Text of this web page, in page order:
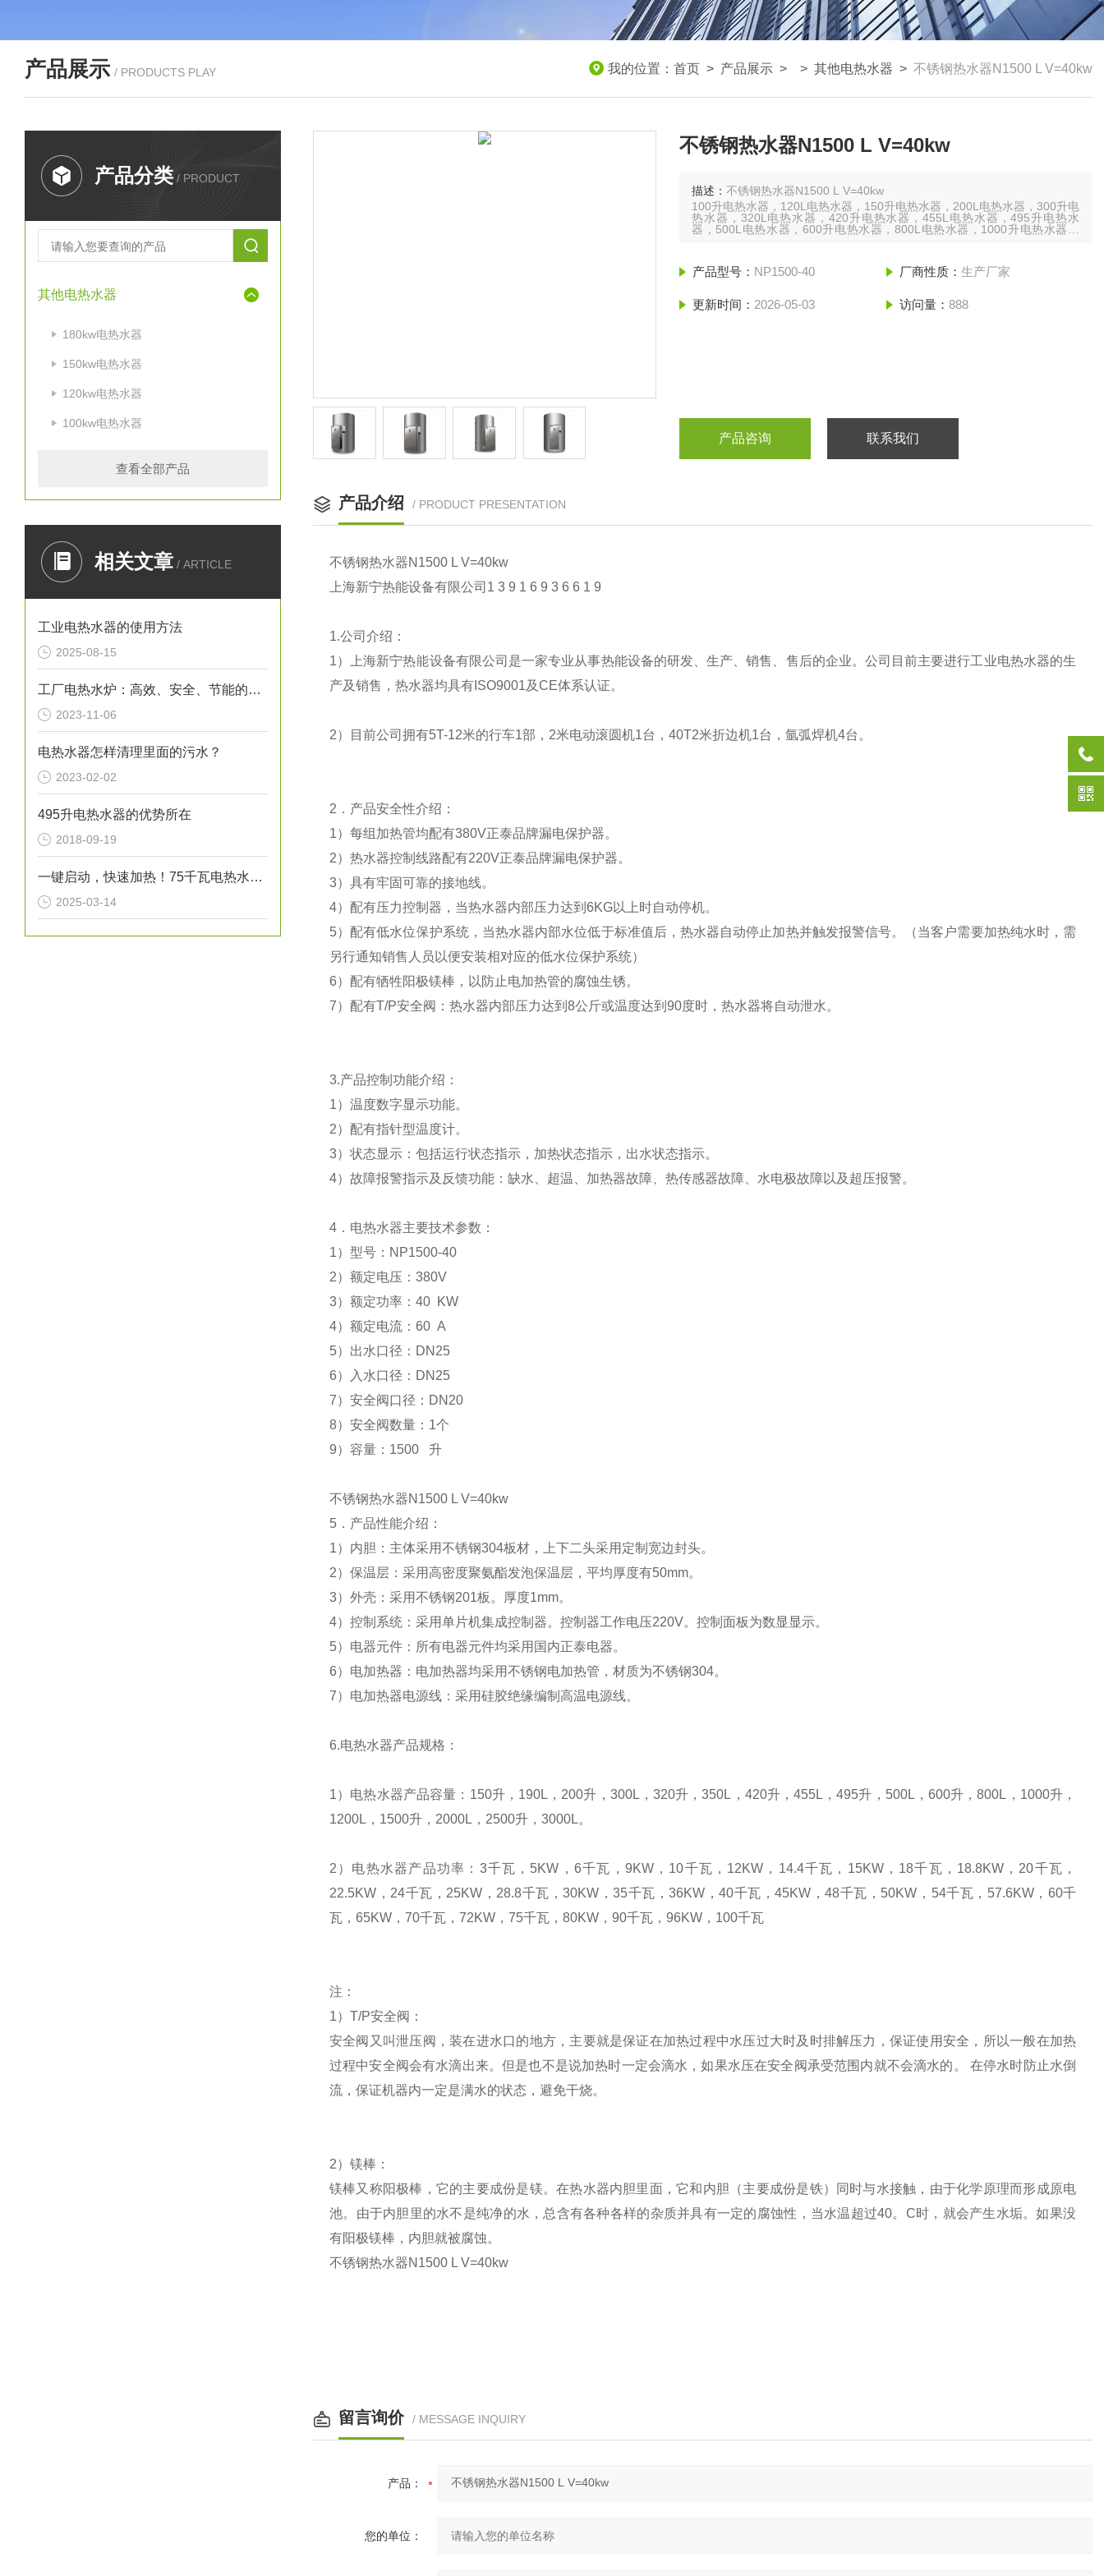
产品展示 / PRODUCTS PLAY 我的位置： 首页 > 产品展示 > > 其他电热水器 > 不锈钢热水器N1500 L V=40kw
产品分类 / PRODUCT
其他电热水器
180kw电热水器
150kw电热水器
120kw电热水器
100kw电热水器
查看全部产品
相关文章 / ARTICLE
工业电热水器的使用方法
2025-08-15
工厂电热水炉：高效、安全、节能的热水解决方案
2023-11-06
电热水器怎样清理里面的污水？
2023-02-02
495升电热水器的优势所在
2018-09-19
一键启动，快速加热！75千瓦电热水炉打造高效热水解决方案！
2025-03-14
不锈钢热水器N1500 L V=40kw
描述：不锈钢热水器N1500 L V=40kw
100升电热水器，120L电热水器，150升电热水器，200L电热水器，300升电
热水器，320L电热水器，420升电热水器，455L电热水器，495升电热水
器，500L电热水器，600升电热水器，800L电热水器，1000升电热水器，
产品型号： NP1500-40 厂商性质： 生产厂家
更新时间： 2026-05-03 访问量： 888
产品咨询 联系我们
产品介绍 / PRODUCT PRESENTATION
不锈钢热水器N1500 L V=40kw
上海新宁热能设备有限公司 1 3 9 1 6 9 3 6 6 1 9
1.公司介绍：
1）上海新宁热能设备有限公司是一家专业从事热能设备的研发、生产、销售、售后的企业。公司目前主要进行工业电热水器的生
产及销售，热水器均具有ISO9001及CE体系认证。
2）目前公司拥有5T-12米的行车1部，2米电动滚圆机1台，40T2米折边机1台，氩弧焊机4台。
2 ．产品安全性介绍 ：
1）每组加热管均配有380V正泰品牌漏电保护器。
2）热水器控制线路配有220V正泰品牌漏电保护器。
3）具有牢固可靠的接地线。
4）配有压力控制器，当热水器内部压力达到 6KG以上时自动停机。
5）配有低水位保护系统， 当热水器内部水位低于标准值后，热水器自动停止加热并触发报警信号。（当客户需要加热纯水时，需
另行通知销售人员以便安装相对应的低水位保护系统）
6）配有牺牲阳极镁棒，以防止电加热管的腐蚀生锈。
7）配有T/P安全阀：热水器内部压力达到8公斤或温度达到90度时，热水器将自动泄水。
3.产品控制功能介绍：
1）温度数字显示功能。
2）配有指针型温度计。
3）状态显示：包括运行状态指示，加热状态指示，出水状态指示。
4）故障报警指示及反馈功能：缺水、超温、加热器故障、热传感器故障、水电极故障以及超压报警。
4 ．电热水器主要技术参数：
1）型号： NP1500-40
2）额定电压： 380V
3）额定功率： 40 KW
4）额定电流： 60 A
5）出水口径： DN25
6）入水口径： DN25
7）安全阀口径： DN20
8）安全阀数量： 1个
9）容量： 1500 升
不锈钢热水器N1500 L V=40kw
5 ．产品性能介绍：
1） 内胆：主体采用不锈钢304板材，上下二头采用定制宽边封头。
2） 保温层：采用高密度聚氨酯发泡保温层，平均厚度有50mm。
3）外壳：采用不锈钢201板。厚度1mm。
4）控制系统：采用单片机集成控制器。控制器工作电压220V。控制面板为数显显示。
5）电器元件：所有电器元件均采用国内正泰电器。
6）电加热器：电加热器均采用不锈钢电加热管，材质为不锈钢304。
7）电加热器电源线：采用硅胶绝缘编制高温电源线。
6.电热水器产品规格：
1）电热水器产品容量： 150升， 190L ， 200升 ， 300L ， 320升 ，350L ， 420升，455L ，495升 ， 500L ，600升 ，800L ， 1000升 ，
1200L ， 1500升 ， 2000L ， 2500升 ， 3000L。
2 ）电热水器产品功率： 3千瓦， 5KW ， 6千瓦， 9KW， 10千瓦， 12KW ， 14.4千瓦， 15KW， 18千瓦， 18.8KW， 20千瓦，
22.5KW ， 24千瓦， 25KW ， 28.8千瓦，30KW ，35千瓦，36KW ，40千瓦，45KW ，48千瓦， 50KW ， 54千瓦， 57.6KW， 60千
瓦， 65KW ， 70千瓦， 72KW ， 75千瓦， 80KW ， 90千瓦， 96KW ， 100千瓦
注：
1） T/P安全阀：
安全阀又叫泄压阀 ，装在进水口的地方，主要就是保证在加热过程中水压过大时及时排解压力，保证使用安全，所以一般在加热
过程中安全阀会有水滴出来。但是也不是说加热时一定会滴水，如果水压在安全阀承受范围内就不会滴水的。
在停水时防止水倒
流，保证机器内一定是满水的状态，避免干烧。
2） 镁棒：
镁棒又称阳极棒 ，它的主要成份是镁。在热水器内胆里面，它和内胆（主要成份是铁）同时与水接触，由于化学原理而形成原电
池。由于内胆里的水不是纯净的水，总含有各种各样的杂质并具有一定的腐蚀性，当水温超过40。 C时，就会产生水垢。如果没
有阳极镁棒，内胆就被腐蚀。
不锈钢热水器N1500 L V=40kw
留言询价 / MESSAGE INQUIRY
产品：
您的单位：